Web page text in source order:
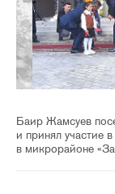
Баир Жамсуев
и принял участие
в микрорайоне